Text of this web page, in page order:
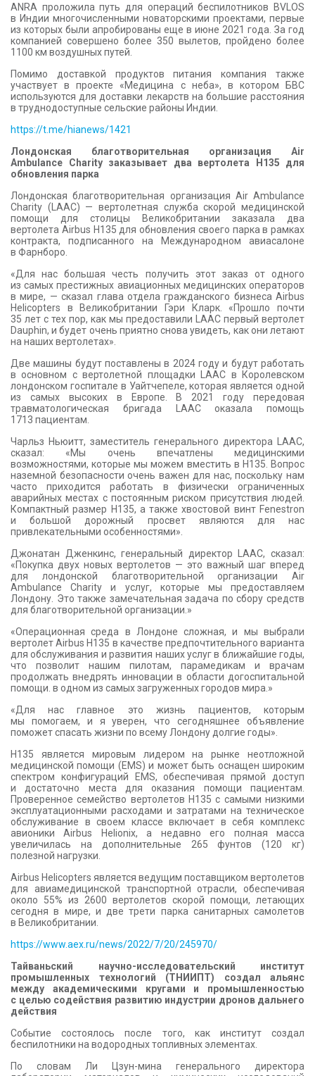
ANRA проложила путь для операций беспилотников BVLOS
в Индии многочисленными новаторскими проектами, первые
из которых были апробированы еще в июне 2021 года. За год
компанией совершено более 350 вылетов, пройдено более
1100 км воздушных путей.
Помимо доставкой продуктов питания компания также
участвует в проекте «Медицина с неба», в котором БВС
используются для доставки лекарств на большие расстояния
в труднодоступные сельские районы Индии.
https://t.me/hianews/1421
Лондонская благотворительная организация Air
Ambulance Charity заказывает два вертолета H135 для
обновления парка
Лондонская благотворительная организация Air Ambulance
Charity (LAAC) — вертолетная служба скорой медицинской
помощи для столицы Великобритании заказала два
вертолета Airbus H135 для обновления своего парка в рамках
контракта, подписанного на Международном авиасалоне
в Фарнборо.
«Для нас большая честь получить этот заказ от одного
из самых престижных авиационных медицинских операторов
в мире, — сказал глава отдела гражданского бизнеса Airbus
Helicopters в Великобритании Гэри Кларк. «Прошло почти
35 лет с тех пор, как мы предоставили LAAC первый вертолет
Dauphin, и будет очень приятно снова увидеть, как они летают
на наших вертолетах».
Две машины будут поставлены в 2024 году и будут работать
в основном с вертолетной площадки LAAC в Королевском
лондонском госпитале в Уайтчепеле, которая является одной
из самых высоких в Европе. В 2021 году передовая
травматологическая бригада LAAC оказала помощь
1713 пациентам.
Чарльз Ньюитт, заместитель генерального директора LAAC,
сказал: «Мы очень впечатлены медицинскими
возможностями, которые мы можем вместить в H135. Вопрос
наземной безопасности очень важен для нас, поскольку нам
часто приходится работать в физически ограниченных
аварийных местах с постоянным риском присутствия людей.
Компактный размер H135, а также хвостовой винт Fenestron
и большой дорожный просвет являются для нас
привлекательными особенностями».
Джонатан Дженкинс, генеральный директор LAAC, сказал:
«Покупка двух новых вертолетов — это важный шаг вперед
для лондонской благотворительной организации Air
Ambulance Charity и услуг, которые мы предоставляем
Лондону. Это также замечательная задача по сбору средств
для благотворительной организации.»
«Операционная среда в Лондоне сложная, и мы выбрали
вертолет Airbus H135 в качестве предпочтительного варианта
для обслуживания и развития наших услуг в ближайшие годы,
что позволит нашим пилотам, парамедикам и врачам
продолжать внедрять инновации в области догоспитальной
помощи. в одном из самых загруженных городов мира.»
«Для нас главное это жизнь пациентов, которым
мы помогаем, и я уверен, что сегодняшнее объявление
поможет спасать жизни по всему Лондону долгие годы».
H135 является мировым лидером на рынке неотложной
медицинской помощи (EMS) и может быть оснащен широким
спектром конфигураций EMS, обеспечивая прямой доступ
и достаточно места для оказания помощи пациентам.
Проверенное семейство вертолетов H135 с самыми низкими
эксплуатационными расходами и затратами на техническое
обслуживание в своем классе включает в себя комплекс
авионики Airbus Helionix, а недавно его полная масса
увеличилась на дополнительные 265 фунтов (120 кг)
полезной нагрузки.
Airbus Helicopters является ведущим поставщиком вертолетов
для авиамедицинской транспортной отрасли, обеспечивая
около 55% из 2600 вертолетов скорой помощи, летающих
сегодня в мире, и две трети парка санитарных самолетов
в Великобритании.
https://www.aex.ru/news/2022/7/20/245970/
Тайваньский научно-исследовательский институт
промышленных технологий (ТНИИПТ) создал альянс
между академическими кругами и промышленностью
с целью содействия развитию индустрии дронов дальнего
действия
Событие состоялось после того, как институт создал
беспилотники на водородных топливных элементах.
По словам Ли Цзун-мина генерального директора